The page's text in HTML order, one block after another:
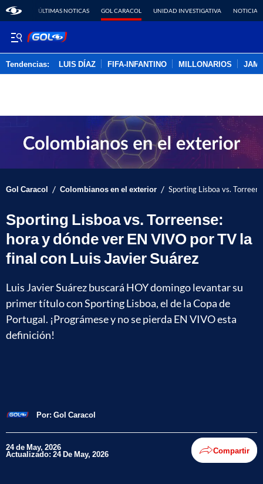
ÚLTIMAS NOTICAS GOL CARACOL UNIDAD INVESTIGATIVA NOTICIAS
Tendencias: LUIS DÍAZ FIFA-INFANTINO MILLONARIOS
Gol Caracol / Colombianos en el exterior / Sporting Lisboa vs.
Sporting Lisboa vs. Torreense:
hora y dónde ver EN VIVO por TV la
final con Luis Javier Suárez
Luis Javier Suárez buscará HOY domingo levantar su
primer título con Sporting Lisboa, el de la Copa de
Portugal. ¡Prográmese y no se pierda EN VIVO esta
definición!
Por: Gol Caracol
24 de May, 2026
Actualizado: 24 De May, 2026 Compartir